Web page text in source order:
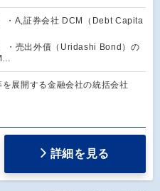
・A,証券会社 DCM（Debt Capita
・売出外債（Uridashi Bond）の
展開する金融会社の統括会社
詳細を見る